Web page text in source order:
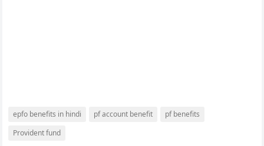
epfo benefits in hindi pf account benefit
pf benefits
Provident fund